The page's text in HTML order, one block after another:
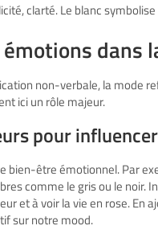
clarté. Le blanc
dans
non-verbale, la mode
ici un rôle majeur.
pour
bien-être émotionnel. Par
comme le gris ou le noir.
et à voir la vie en rose. En
sur notre mood.